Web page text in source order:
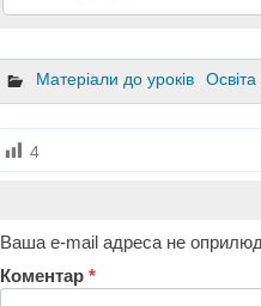
Матеріали до уроків
4
Ваша e-mail адреса не
Коментар *